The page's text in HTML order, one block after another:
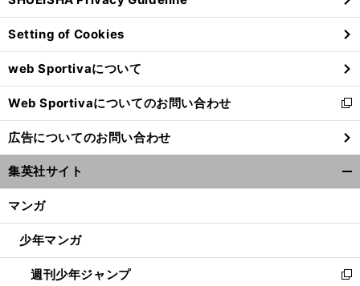
ン
ド
ウ
で
開
く
Setting of Cookies
web Sportivaについて
Web Sportivaについてのお問い合わせ
新
し
い
ウ
ィ
ン
ウ
開
く
広告についてのお問い合わせ
集英社サイト
マンガ
少年マンガ
週刊少年ジャンプ
新